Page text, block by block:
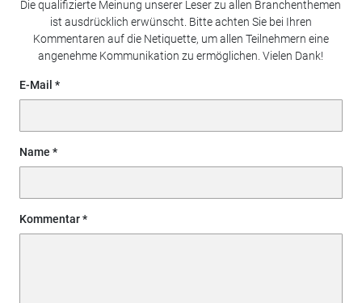
Die qualifizierte Meinung unserer Leser zu allen Branchenthemen
ist ausdrücklich erwünscht. Bitte achten Sie bei Ihren
Kommentaren auf die Netiquette, um allen Teilnehmern eine
angenehme Kommunikation zu ermöglichen. Vielen Dank!
E-Mail
Name
Kommentar